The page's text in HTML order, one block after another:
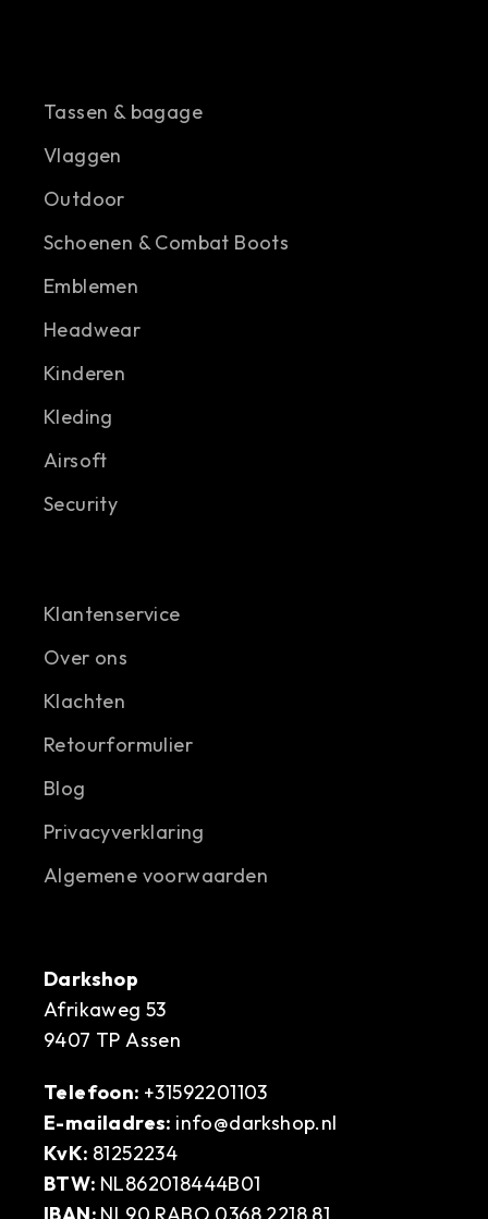
Tassen & bagage
Vlaggen
Outdoor
Schoenen & Combat Boots
Emblemen
Headwear
Kinderen
Kleding
Airsoft
Security
Klantenservice
Over ons
Klachten
Retourformulier
Blog
Privacyverklaring
Algemene voorwaarden
Darkshop
Afrikaweg 53
9407 TP Assen
Telefoon: +31592201103
E-mailadres: info@darkshop.nl
KvK: 81252234
BTW: NL862018444B01
IBAN: NL90 RABO 0368 2218 81